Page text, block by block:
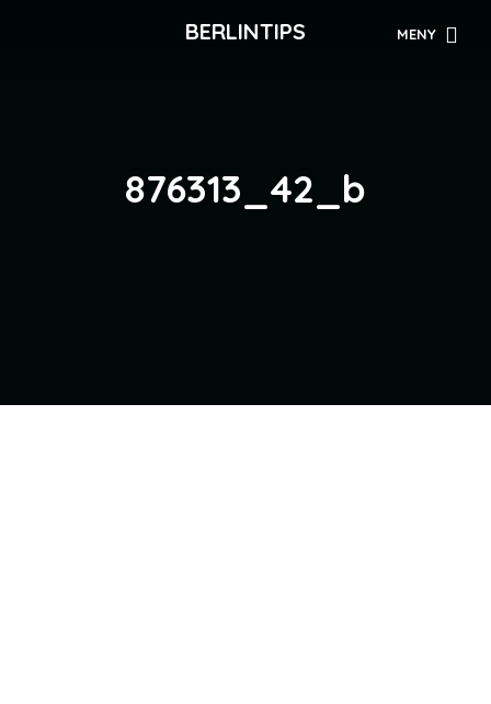
BERLINTIPS MENY
876313_42_b